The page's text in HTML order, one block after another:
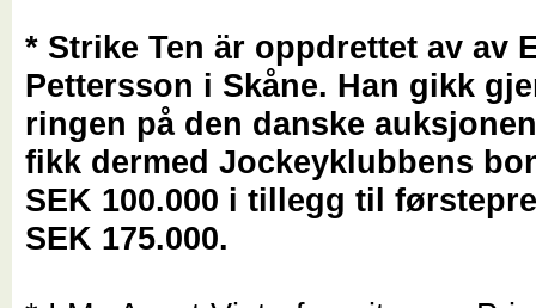
* Strike Ten är oppdrettet av av
Pettersson i Skåne. Han gikk
ringen på den danske
fikk dermed Jockeyklubbens
SEK 100.000 i tillegg til
SEK 175.000.